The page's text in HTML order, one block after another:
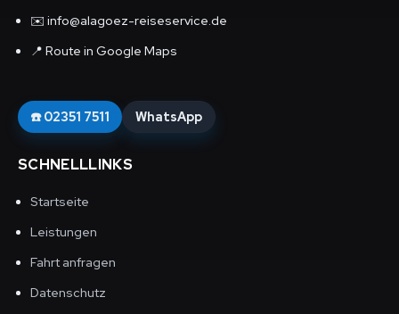
✉️ info@alagoez-reiseservice.de
📍 Route in Google Maps
☎️ 02351 7511 WhatsApp
SCHNELLLINKS
Startseite
Leistungen
Fahrt anfragen
Datenschutz